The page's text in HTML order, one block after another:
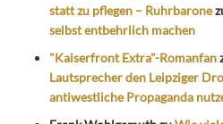
statt zu pflegen – Ruhrbarone
selbst entbehrlich machen
"Kaiserfront Extra"-Romanfan
Lautsprecher den Leipziger
antiwestliche Propaganda